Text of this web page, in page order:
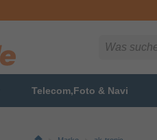
Telecom,Foto & Navi